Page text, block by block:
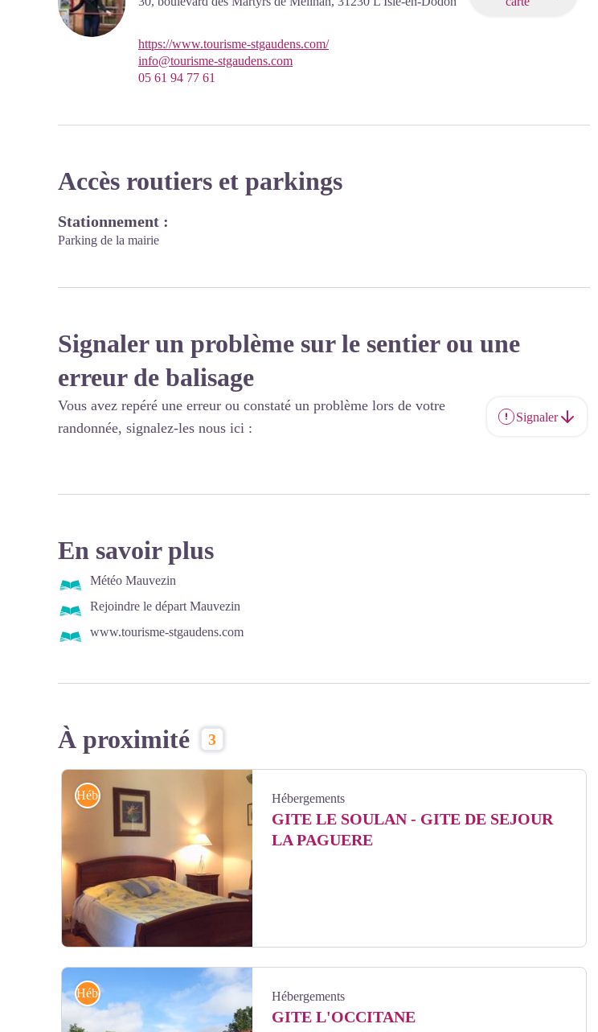
https://www.tourisme-stgaudens.com/
info@tourisme-stgaudens.com
05 61 94 77 61
Accès routiers et parkings
Stationnement :
Parking de la mairie
Signaler un problème sur le sentier ou une
erreur de balisage
Vous avez repéré une erreur ou constaté un problème lors de votre
randonnée, signalez-les nous ici :
Signaler
En savoir plus
Météo Mauvezin
Rejoindre le départ Mauvezin
www.tourisme-stgaudens.com
À proximité 3
Hébergements Hébergements
GITE LE SOULAN - GITE DE SEJOUR
LA PAGUERE
Hébergements Hébergements
GITE L'OCCITANE